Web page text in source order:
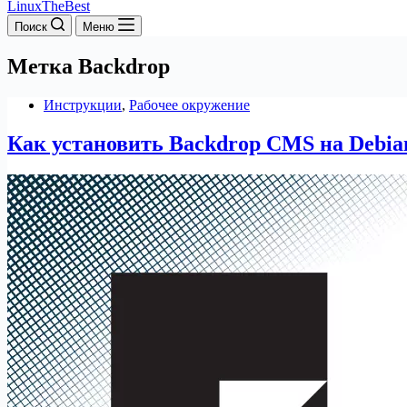
LinuxTheBest
Поиск Меню
Метка Backdrop
Инструкции, Рабочее окружение
Как установить Backdrop CMS на